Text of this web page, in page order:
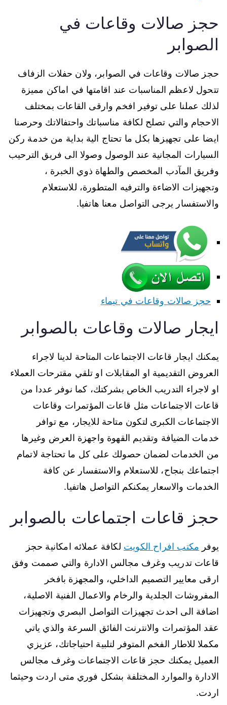
حجز صالات وقاعات في
الصوابر
حجز صالات وقاعات في الصوابر، ولان حفلات الزفاف
تتحول لاعظم المناسبات عند اقامتها في اماكن مميزة
لذلك عملنا على توفير افخم وارقى القاعات بمختلف
الاحجام والتي تصلح لكافة مناسباتك واحتفالاتك وحرصنا
ايضا على تجهيزها بكل ما تحتاج الية بداية من خدمة ركن
السيارات المجانية عند الوصول وصولا الى فريق الترحيب
وفريق المآدب المخصص والطهاة ذوي الخبرة ،
وتجهيزات الاضاءة والترفيه المتطورة، للاستعلام
والاستفسار يرجى التواصل معنا هاتفيا.
حجز صالات وقاعات في تيماء
ايجار صالات وقاعات بالصوابر
يمكنك ايجار قاعات الاجتماعات المتاحة لدينا لاجراء
العروض التقديمية او المقابلات او تلقي مقترحات العملاء
او لاجراء التدريب الخاص بشركتك، كما نوفر عددا من
قاعات الاجتماعات مثل قاعات المؤتمرات وقاعات
الاجتماعات الكبرى لتكون متاحة للايجار، مع توافر
خدمات الضيافة وتقديم القهوة واجهزة العرض وغيرها
من الخدمات لضمان حصولك على كل ما تحتاجة لاتمام
اجتماعك بنجاح، للاستعلام والاستفسار عن كافة
الخدمات والاسعار يمكنكم التواصل هاتفيا.
حجز قاعات اجتماعات بالصوابر
يوفر مكتب افراح الكويت لكافة عملائه امكانية حجز
قاعات تدريب وغرف مجالس الادارة والتي صممت وفق
ارقى معايير التصميم الداخلي، والمجهزة بافخر
المفروشات الجلدية والرخام والاعمال الفنية الاصلية،
اضافة الى احدث تجهيزات التواصل البصري وتجهيزات
عقد المؤتمرات والانترنت الفائق السرعة والذي ياتي
مكملا للاطار الفخم المتوفر لتلبية احتياجاتك، عزيزي
العميل يمكنك حجز قاعات الاجتماعات وغرف مجالس
الادارة والموارد المختلفة بشكل فوري متى اردت وحيثما
اردت.